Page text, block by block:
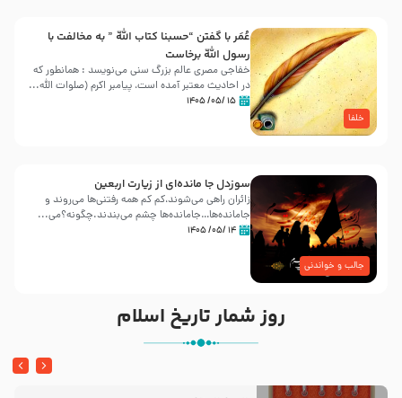
خلفا
عُمَر با گفتن “حسبنا كتاب اللّه ” به مخالفت با
رسول اللّه برخاست
خفاجی مصری عالم بزرگ سنی می‌نویسد : همانطور که
در احادیث معتبر آمده است، پیامبر اکرم (صلوات اللّه...
۱۵ /۰۵/ ۱۴۰۵
جالب و خواندنی
سوزدل جا مانده‌ای از زیارت اربعین
زائران راهی می‌شوند،کم‌ کم همه رفتنی‌ها می‌روند و
جامانده‌ها…جامانده‌ها چشم می‌بندند.چگونه؟می‌...
۱۴ /۰۵/ ۱۴۰۵
روز شمار تاریخ اسلام